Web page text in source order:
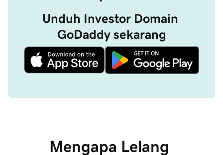
Unduh Investor Domain
GoDaddy sekarang
Mengapa Lelang